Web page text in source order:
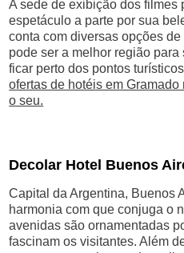
A sede de exibição dos filmes
espetáculo a parte por sua
conta com diversas opções
pode ser a melhor região
ficar perto dos pontos
ofertas de hotéis em
o seu.
Decolar Hotel Buenos
Capital da Argentina, Buenos
harmonia com que conjuga o
avenidas são ornamentadas
fascinam os visitantes. Além